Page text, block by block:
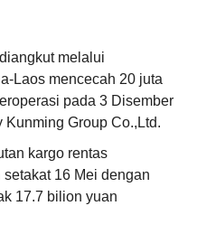
melalui
Laos mencecah 20 juta
pada 3 Disember
Group Co.,Ltd.
kargo rentas
16 Mei dengan
17.7 bilion yuan